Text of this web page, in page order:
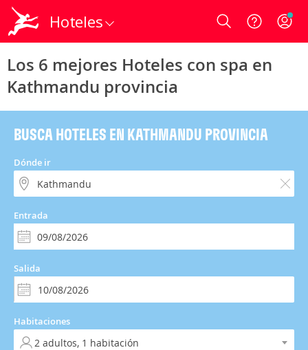
Hoteles Login
Los 6 mejores Hoteles con spa en
Kathmandu provincia
BUSCA HOTELES EN KATHMANDU PROVINCIA
Dónde ir
Entrada
Salida
Habitaciones